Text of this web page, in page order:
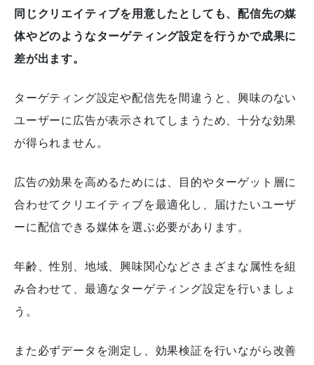
同じクリエイティブを用意したとしても、配信先の媒
体やどのようなターゲティング設定を行うかで成果に
差が出ます。
ターゲティング設定や配信先を間違うと、興味のない
ユーザーに広告が表示されてしまうため、十分な効果
が得られません。
広告の効果を高めるためには、目的やターゲット層に
合わせてクリエイティブを最適化し、届けたいユーザ
ーに配信できる媒体を選ぶ必要があります。
年齢、性別、地域、興味関心などさまざまな属性を組
み合わせて、最適なターゲティング設定を行いましょ
う。
また必ずデータを測定し、効果検証を行いながら改善